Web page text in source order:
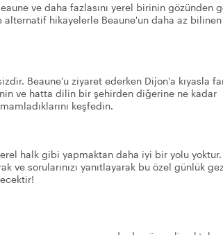
ve daha fazlasını yerel birinin gözünden
hikayelerle Beaune'un daha az bilinen
Beaune'u ziyaret ederken Dijon'a kıyasla
ve hatta dilin bir şehirden diğerine ne kadar
keşfedin.
halk gibi yapmaktan daha iyi bir yolu yoktur.
ve sorularınızı yanıtlayarak bu özel günlük